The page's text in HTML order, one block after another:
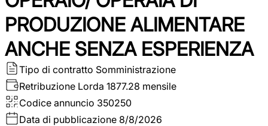
PRODUZIONE ALIMENTARE
ANCHE SENZA ESPERIENZA
Tipo di contratto Somministrazione
Retribuzione Lorda 1877.28 mensile
Codice annuncio 350250
Data di pubblicazione 8/8/2026